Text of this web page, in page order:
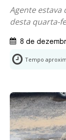
Agente estava
desta quarta-
8 de
Tempo